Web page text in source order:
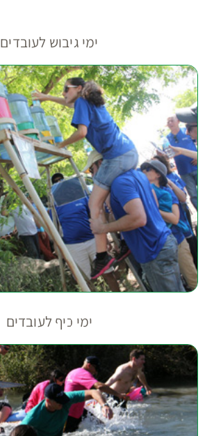
ימי גיבוש לעובדים
ימי כיף לעובדים